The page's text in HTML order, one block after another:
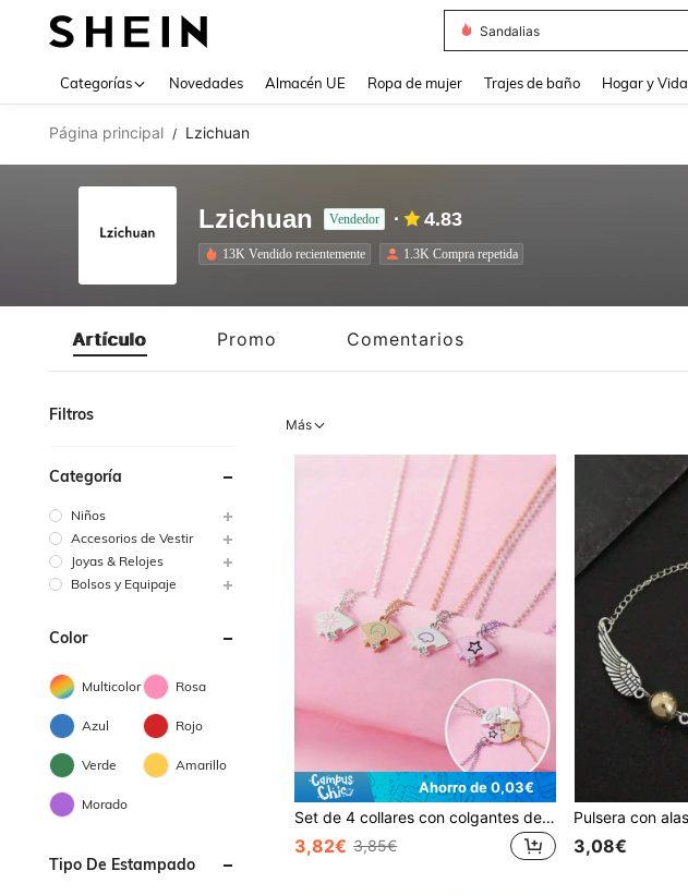
Sandalias
Categorías Novedades Almacén UE Ropa de mujer Trajes de baño Hogar y Vida
Página principal / Lzichuan
Lzichuan Vendedor 4.83
13K Vendido recientemente 1.3K Compra repetida
Artículo Promo Comentarios
Filtros
Categoría
Niños
Accesorios de Vestir
Joyas & Relojes
Bolsos y Equipaje
Color
Multicolor Rosa
Azul Rojo
Verde Amarillo
Morado
Tipo De Estampado
Más
Ahorro de 0,03€
Set de 4 collares con colgantes de sol, luna, estrella y nube, mejor amigo, para adolescentes
3,82€ 3,85€ 3,08€